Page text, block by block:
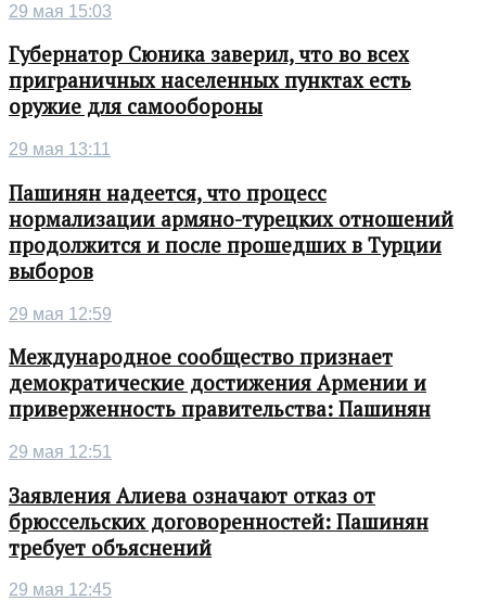
29 мая 15:03
Губернатор Сюника заверил, что во всех
приграничных населенных пунктах есть
оружие для самообороны
29 мая 13:11
Пашинян надеется, что процесс
нормализации армяно-турецких отношений
продолжится и после прошедших в Турции
выборов
29 мая 12:59
Международное сообщество признает
демократические достижения Армении и
приверженность правительства: Пашинян
29 мая 12:51
Заявления Алиева означают отказ от
брюссельских договоренностей: Пашинян
требует объяснений
29 мая 12:45